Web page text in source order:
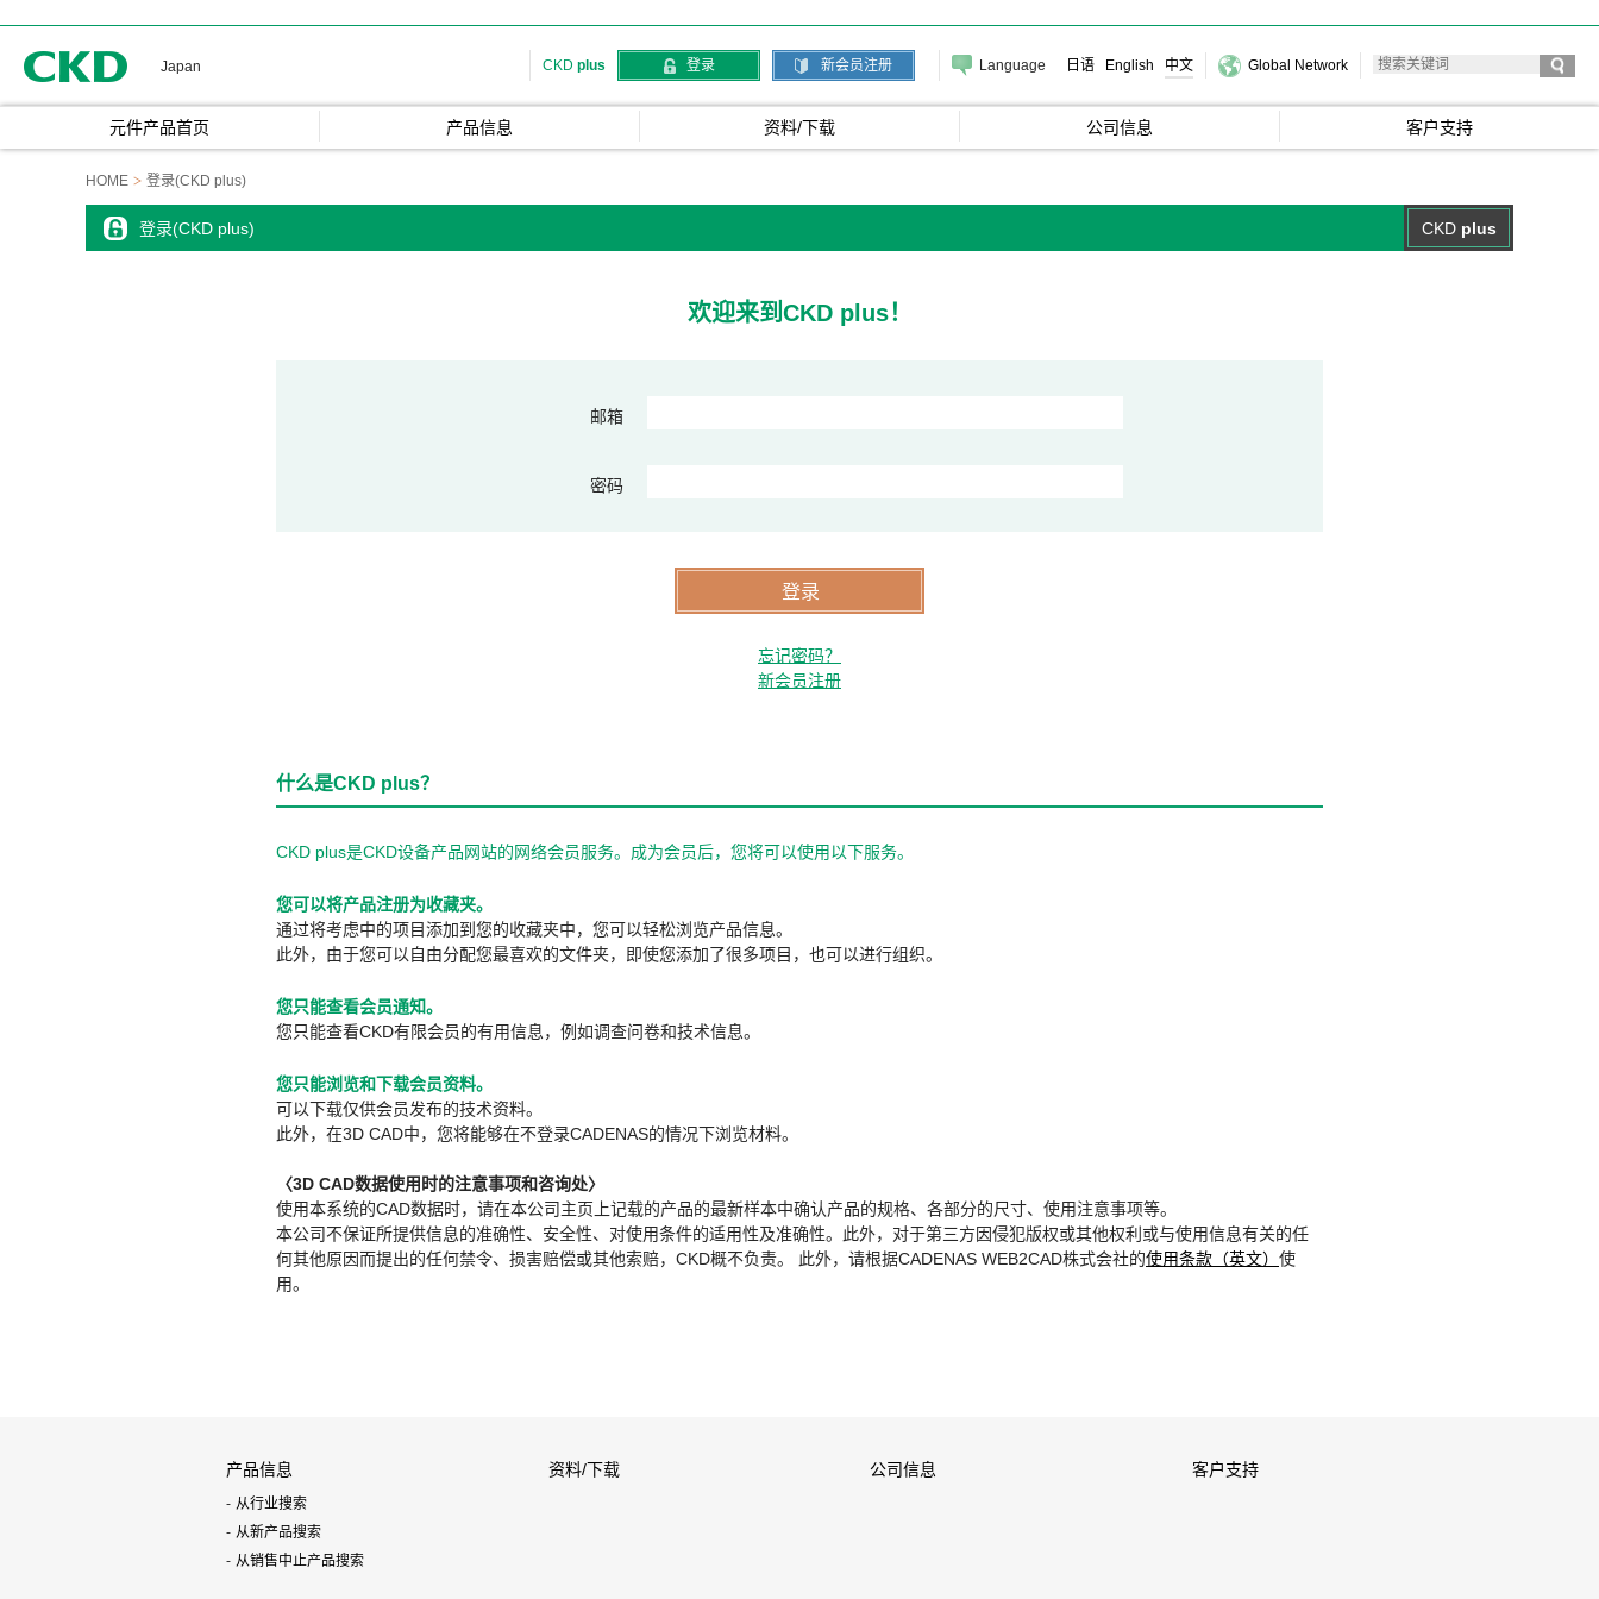
Japan CKD plus 登录 新会员注册 Language 日语 English 中文 Global Network
元件产品首页 产品信息 资料/下载 公司信息 客户支持
HOME 登录(CKD plus)
登录(CKD plus) CKD plus
欢迎来到CKD plus！
邮箱
密码
忘记密码？
新会员注册
什么是CKD plus？
CKD plus是CKD设备产品网站的网络会员服务。成为会员后，您将可以使用以下服务。
您可以将产品注册为收藏夹。
通过将考虑中的项目添加到您的收藏夹中，您可以轻松浏览产品信息。
此外，由于您可以自由分配您最喜欢的文件夹，即使您添加了很多项目，也可以进行组织。
您只能查看会员通知。
您只能查看CKD有限会员的有用信息，例如调查问卷和技术信息。
您只能浏览和下载会员资料。
可以下载仅供会员发布的技术资料。
此外，在3D CAD中，您将能够在不登录CADENAS的情况下浏览材料。
〈3D CAD数据使用时的注意事项和咨询处〉
使用本系统的CAD数据时，请在本公司主页上记载的产品的最新样本中确认产品的规格、各部分的尺寸、使用注意事项等。
本公司不保证所提供信息的准确性、安全性、对使用条件的适用性及准确性。此外，对于第三方因侵犯版权或其他权利或与使用信息有关的任
何其他原因而提出的任何禁令、损害赔偿或其他索赔，CKD概不负责。 此外，请根据CADENAS WEB2CAD株式会社的使用条款（英文） 使
用。
产品信息
从行业搜索
从新产品搜索
从销售中止产品搜索
资料/下载 公司信息 客户支持